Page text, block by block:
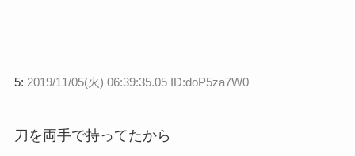
5: 2019/11/05(火) 06:39:35.05 ID:doP5za7W0
刀を両手で持ってたから